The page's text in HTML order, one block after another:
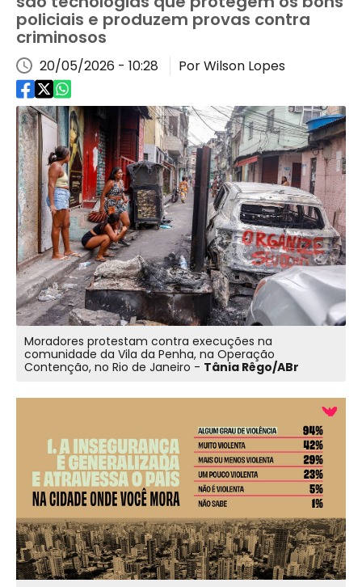
policiais e produzem provas contra
criminosos
20/05/2026 - 10:28 Por Wilson Lopes
Moradores protestam contra execuções na
comunidade da Vila da Penha, na Operação
Contenção, no Rio de Janeiro - Tânia Rêgo/ABr